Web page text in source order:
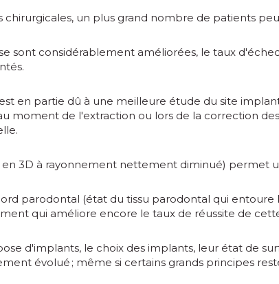
chirurgicales, un plus grand nombre de patients
sont considérablement améliorées, le taux
en partie dû à une meilleure étude du site
moment de l'extraction ou lors de la correction
3D à rayonnement nettement diminué) permet
parodontal (état du tissu parodontal qui entoure
qui améliore encore le taux de réussite de
d'implants, le choix des implants, leur état de
évolué ; même si certains grands principes